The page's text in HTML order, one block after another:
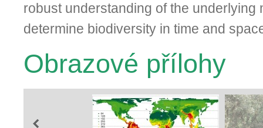
robust understanding of the underlying
determine biodiversity in time and
Obrazové přílohy